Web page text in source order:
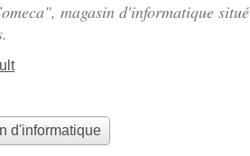
magasin d'informatique situé
d'informatique